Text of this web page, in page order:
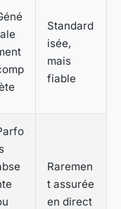
Standard
isée,
mais
fiable
Raremen
t assurée
en direct